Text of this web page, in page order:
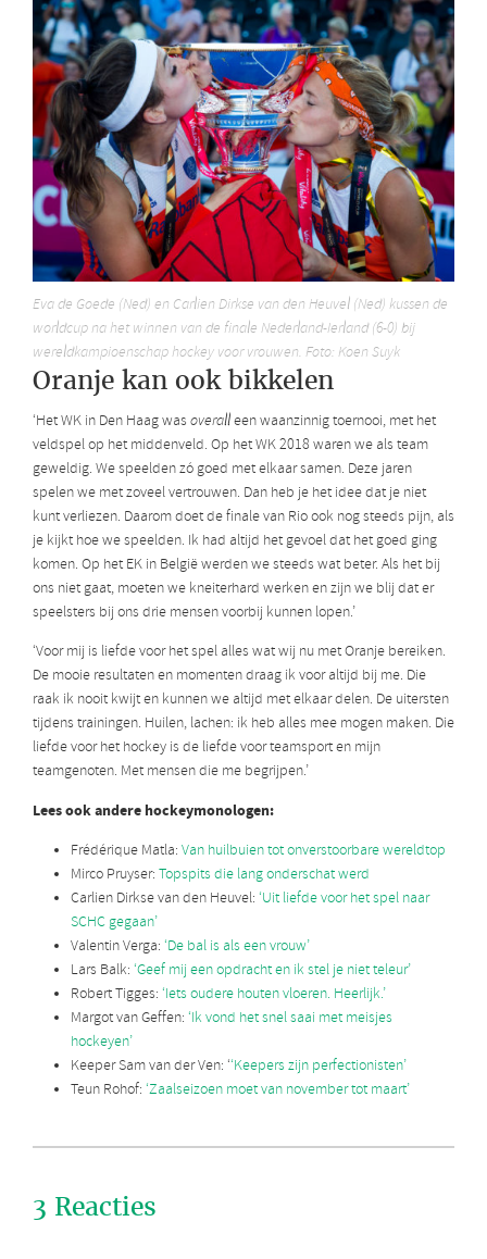
Eva de Goede (Ned) en Carlien Dirkse van den Heuvel (Ned) kussen de
worldcup na het winnen van de finale Nederland-Ierland (6-0) bij
wereldkampioenschap hockey voor vrouwen. Foto: Koen Suyk
Oranje kan ook bikkelen
‘Het WK in Den Haag was overalleen waanzinnig toernooi, met het
veldspel op het middenveld. Op het WK 2018 waren we als team
geweldig. We speelden zó goed met elkaar samen. Deze jaren
spelen we met zoveel vertrouwen. Dan heb je het idee dat je niet
kunt verliezen. Daarom doet de finale van Rio ook nog steeds pijn, als
je kijkt hoe we speelden. Ik had altijd het gevoel dat het goed ging
komen. Op het EK in België werden we steeds wat beter. Als het bij
ons niet gaat, moeten we kneiterhard werken en zijn we blij dat er
speelsters bij ons drie mensen voorbij kunnen lopen.’
‘Voor mij is liefde voor het spel alles wat wij nu met Oranje bereiken.
De mooie resultaten en momenten draag ik voor altijd bij me. Die
raak ik nooit kwijt en kunnen we altijd met elkaar delen. De uitersten
tijdens trainingen. Huilen, lachen: ik heb alles mee mogen maken. Die
liefde voor het hockey is de liefde voor teamsport en mijn
teamgenoten. Met mensen die me begrijpen.’
Lees ook andere hockeymonologen:
Frédérique Matla: Van huilbuien tot onverstoorbare wereldtop
Mirco Pruyser: Topspits die lang onderschat werd
Carlien Dirkse van den Heuvel: ‘Uit liefde voor het spel naar
SCHC gegaan’
Valentin Verga: ‘De bal is als een vrouw’
Lars Balk: ‘Geef mij een opdracht en ik stel je niet teleur’
Robert Tigges: ‘Iets oudere houten vloeren. Heerlijk.’
Margot van Geffen: ‘Ik vond het snel saai met meisjes
hockeyen’
Keeper Sam van der Ven: ‘‘Keepers zijn perfectionisten’
Teun Rohof: ‘Zaalseizoen moet van november tot maart’
3 Reacties